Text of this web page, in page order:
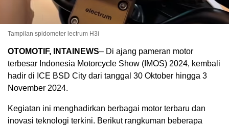
Tampilan spidometer lectrum H3i
OTOMOTIF, INTAINEWS– Di ajang pameran motor
terbesar Indonesia Motorcycle Show (IMOS) 2024, kembali
hadir di ICE BSD City dari tanggal 30 Oktober hingga 3
November 2024.
Kegiatan ini menghadirkan berbagai motor terbaru dan
inovasi teknologi terkini. Berikut rangkuman beberapa